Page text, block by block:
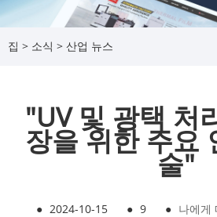
집 > 소식 > 산업 뉴스
"UV 및 광택 처
장을 위한 주요
술"
● 2024-10-15 ● 9 ● 나에게